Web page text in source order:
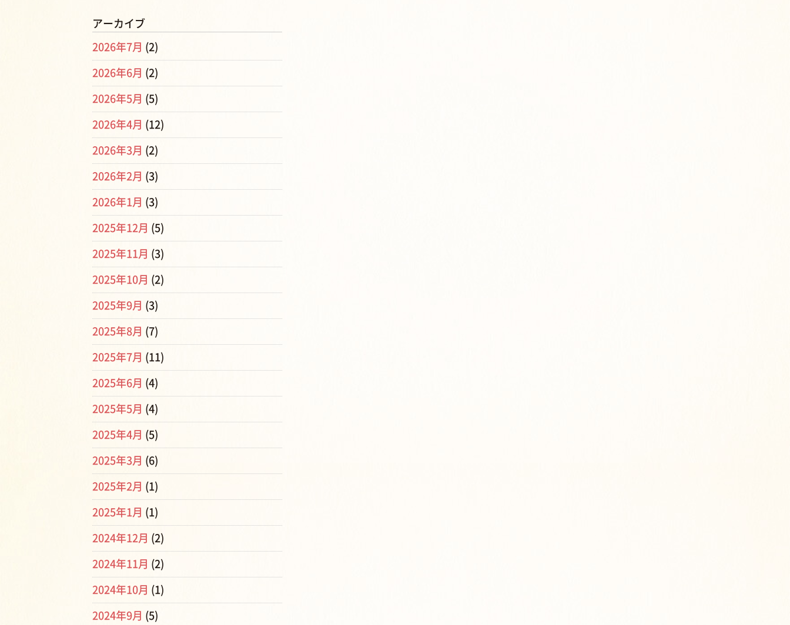
アーカイブ
2026年7月 (2)
2026年6月 (2)
2026年5月 (5)
2026年4月 (12)
2026年3月 (2)
2026年2月 (3)
2026年1月 (3)
2025年12月 (5)
2025年11月 (3)
2025年10月 (2)
2025年9月 (3)
2025年8月 (7)
2025年7月 (11)
2025年6月 (4)
2025年5月 (4)
2025年4月 (5)
2025年3月 (6)
2025年2月 (1)
2025年1月 (1)
2024年12月 (2)
2024年11月 (2)
2024年10月 (1)
2024年9月 (5)